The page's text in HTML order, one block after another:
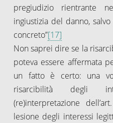
pregiudizio rientrante
ingiustizia del danno,
concreto”[17]
Non saprei dire se la
poteva essere affermata
un fatto è certo: una
risarcibilità degli
(re)interpretazione
lesione degli interessi